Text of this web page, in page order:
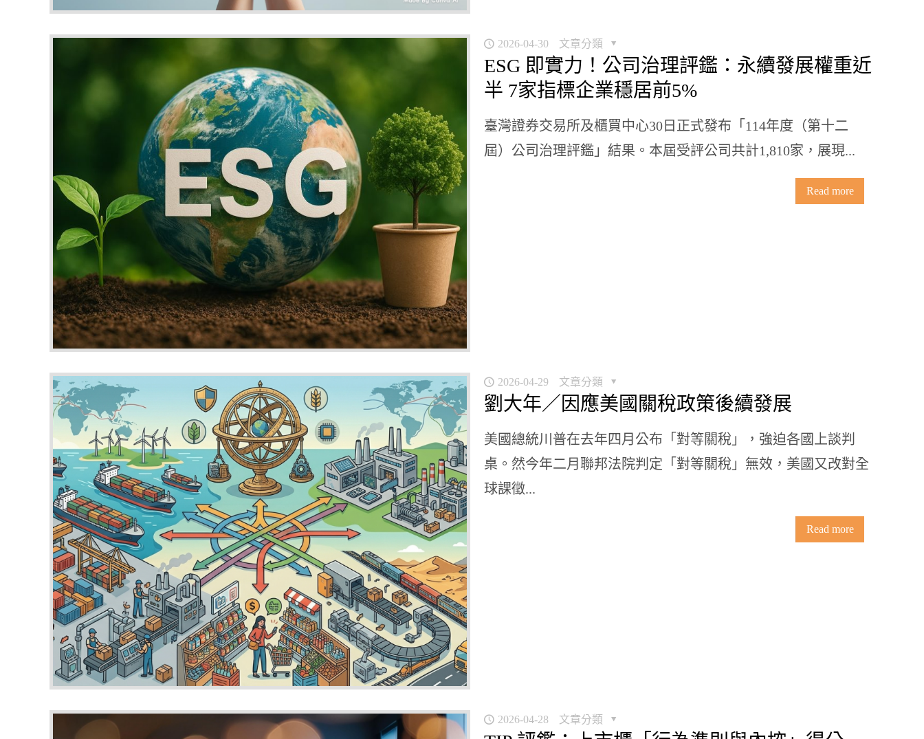
2026-04-30 文章分類
ESG 即實力！公司治理評鑑：永續發展權重近
半 7家指標企業穩居前5%
臺灣證券交易所及櫃買中心30日正式發布「114年度（第十二
屆）公司治理評鑑」結果。本屆受評公司共計1,810家，展現...
Read more
2026-04-29 文章分類
劉大年／因應美國關稅政策後續發展
美國總統川普在去年四月公布「對等關稅」，強迫各國上談判
桌。然今年二月聯邦法院判定「對等關稅」無效，美國又改對全
球課徵...
Read more
2026-04-28 文章分類